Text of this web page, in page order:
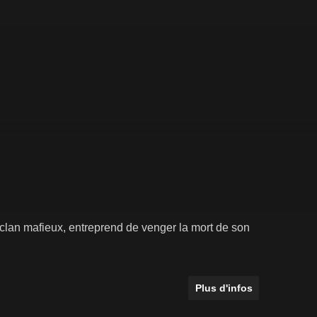
mafieux, entreprend de venger la mort de son
Plus d'infos